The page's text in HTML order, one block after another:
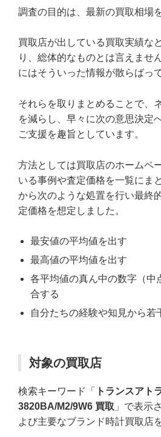
調査の目的は、最新の買取相場
買取店が出している買取実績な
り、総体的なものとは言えませ
にはそういった情報が散らばっ
それらを取りまとめることで、
を減らし、早々に次の意思決定
ご支援を趣旨としています。
方法としては買取店のホームペ
いる事例や査定価格を一覧にま
から次のような処置を行い最終
定価格を想定しました。
最安値の平均値を出す
最高値の平均値を出す
各平均値の真ん中の数字（中
合する
自分たちの経験や知見から若
対象の買取店
検索キーワード「
トランスアト
3820BA/M2/9W6 買取 」で表示
よび主要なブランド時計買取店